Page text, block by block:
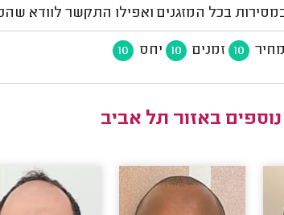
בכל המזגנים ואפילו התקשר לוודא שהכל
מחיר 10 זמנים 10 יחס 10
נוספים באזור תל אביב